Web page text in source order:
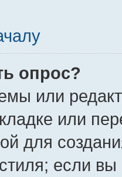
опрос?
или
или
для
если